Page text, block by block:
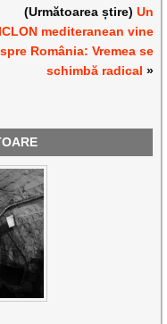
(Următoarea știre) Un
mediteranean vine
spre România: Vremea se
schimbă radical »